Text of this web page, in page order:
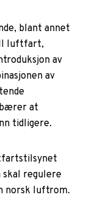
blant annet
luftfart,
av
av
at
tidligere.
regulere
norsk luftrom.